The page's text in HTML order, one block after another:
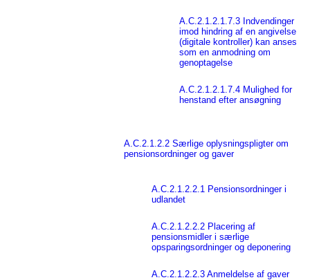
A.C.2.1.2.1.7.3 Indvendinger
imod hindring af en angivelse
(digitale kontroller) kan anses
som en anmodning om
genoptagelse
A.C.2.1.2.1.7.4 Mulighed for
henstand efter ansøgning
A.C.2.1.2.2 Særlige oplysningspligter om
pensionsordninger og gaver
A.C.2.1.2.2.1 Pensionsordninger i
udlandet
A.C.2.1.2.2.2 Placering af
pensionsmidler i særlige
opsparingsordninger og deponering
A.C.2.1.2.2.3 Anmeldelse af gaver